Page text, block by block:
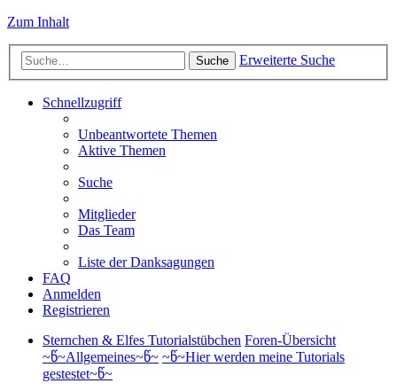
Zum Inhalt
Suche Erweiterte Suche
Schnellzugriff
Unbeantwortete Themen
Aktive Themen
Suche
Mitglieder
Das Team
Liste der Danksagungen
FAQ
Anmelden
Registrieren
Sternchen & Elfes Tutorialstübchen Foren-Übersicht
~წ~Allgemeines~წ~ ~წ~Hier werden meine Tutorials
gestestet~წ~